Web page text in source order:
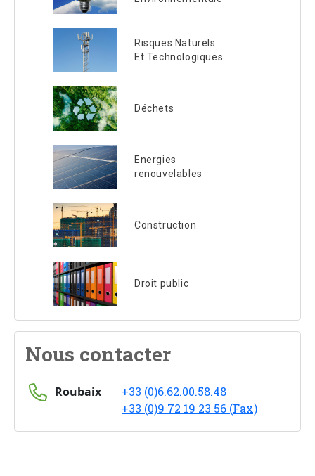
Risques Naturels
Et Technologiques
Déchets
Energies
renouvelables
Construction
Droit public
Nous contacter
Roubaix
+33 (0)6.62.00.58.48
+33 (0)9 72 19 23 56 (Fax)